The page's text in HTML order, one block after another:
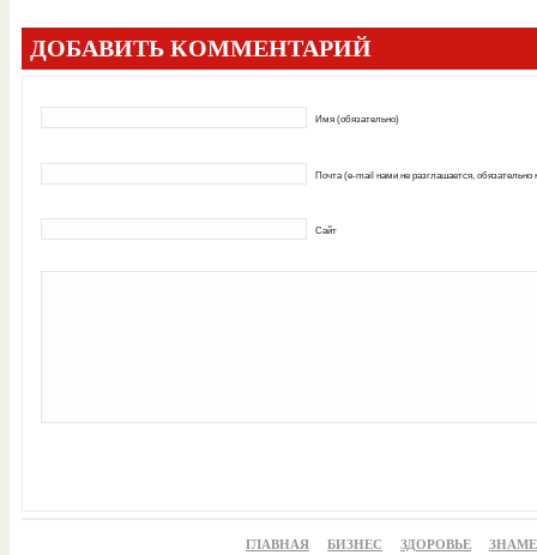
ДОБАВИТЬ КОММЕНТАРИЙ
Имя (обязательно)
Почта (e-mail нами не разглашается, обязательно
Сайт
ГЛАВНАЯ БИЗНЕС ЗДОРОВЬЕ